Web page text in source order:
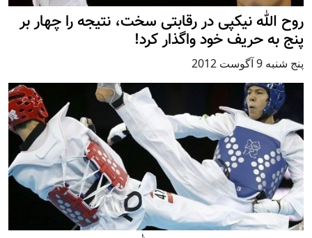
روح الله نیکپی در رقابتی سخت، نتیجه را چهار بر
پنج به حریف خود واگذار کرد!
پنج شنبه 9 آگوست 2012